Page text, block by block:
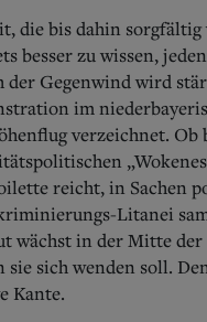
die bis dahin
besser zu wissen,
Gegenwind wird
im
verzeichnet.
reicht, in Sachen
Litanei
wächst in der Mitte
sich wenden soll.
Kante.